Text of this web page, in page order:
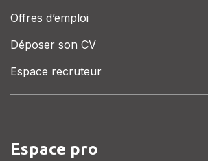
Offres d’emploi
Déposer son CV
Espace recruteur
Espace pro